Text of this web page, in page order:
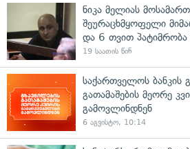
ნიკა მელიას
შეურაცხმყოფელი
და 6 თვით პატიმრობა
19 საათის წინ
საქართველოს ბანკის
გათამაშების მეორე
გამოვლინდნენ
6 აგვისტო, 10:14